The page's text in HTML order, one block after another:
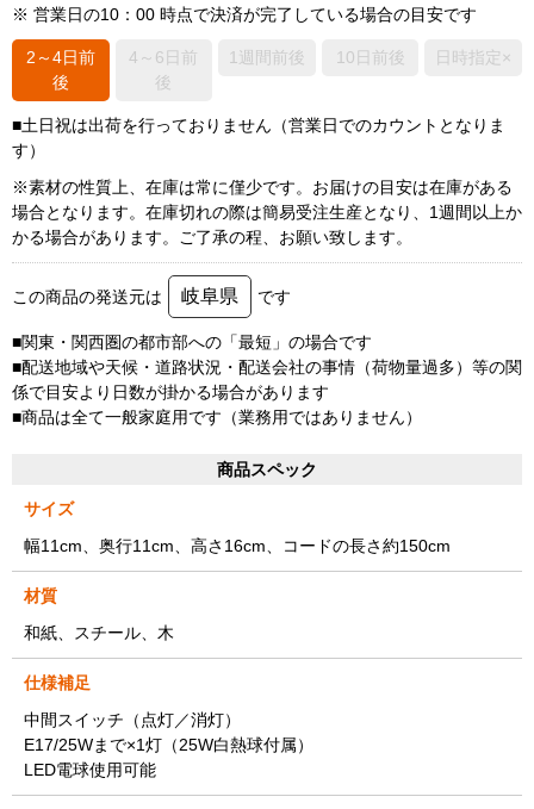
※ 営業日の10：00 時点で決済が完了している場合の目安です
2～4日前
後
4～6日前
後
1週間前後 10日前後 日時指定×
■土日祝は出荷を行っておりません（営業日でのカウントとなりま
す）
※素材の性質上、在庫は常に僅少です。お届けの目安は在庫がある
場合となります。在庫切れの際は簡易受注生産となり、1週間以上か
かる場合があります。ご了承の程、お願い致します。
この商品の発送元は 岐阜県 です
■関東・関西圏の都市部への「最短」の場合です
■配送地域や天候・道路状況・配送会社の事情（荷物量過多）等の関
係で目安より日数が掛かる場合があります
■商品は全て一般家庭用です（業務用ではありません）
商品スペック
サイズ
幅11cm、奥行11cm、高さ16cm、コードの長さ約150cm
材質
和紙、スチール、木
仕様補足
中間スイッチ（点灯／消灯）
E17/25Wまで×1灯（25W白熱球付属）
LED電球使用可能